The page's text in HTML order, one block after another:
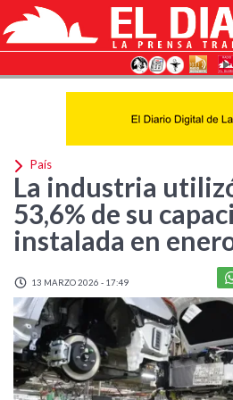
País
La industria
53,6% de su
instalada en
13 MARZO 2026 - 17:49